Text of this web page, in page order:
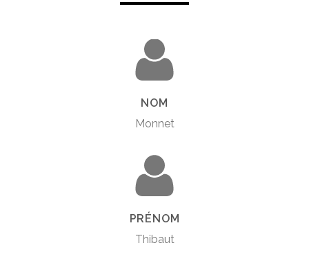
NOM
Monnet
PRÉNOM
Thibaut